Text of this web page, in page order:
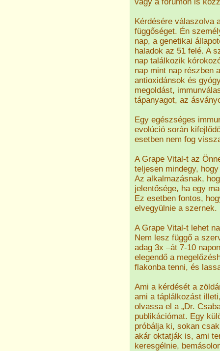
Kérdésére válaszolva
függőséget. Én
nap, a genetikai
haladok az 51 felé. A
nap találkozik
nap mint nap részben
antioxidánsok és
megoldást,
tápanyagot, az
Egy egészséges
evolúció során
esetben nem fog
A Grape Vital-t az
teljesen mindegy,
Az alkalmazásnak,
jelentősége, ha egy
Ez esetben fontos,
elvegyülnie a szernek.
A Grape Vital-t lehet
Nem lesz függő a
adag 3x –át 7-10
elegendő a
flakonba tenni, és
Ami a kérdését a
ami a táplálkozást
olvassa el a „Dr.
publikációmat. Egy
próbálja ki, sokan
akár oktatják is, ami
keresgélnie,